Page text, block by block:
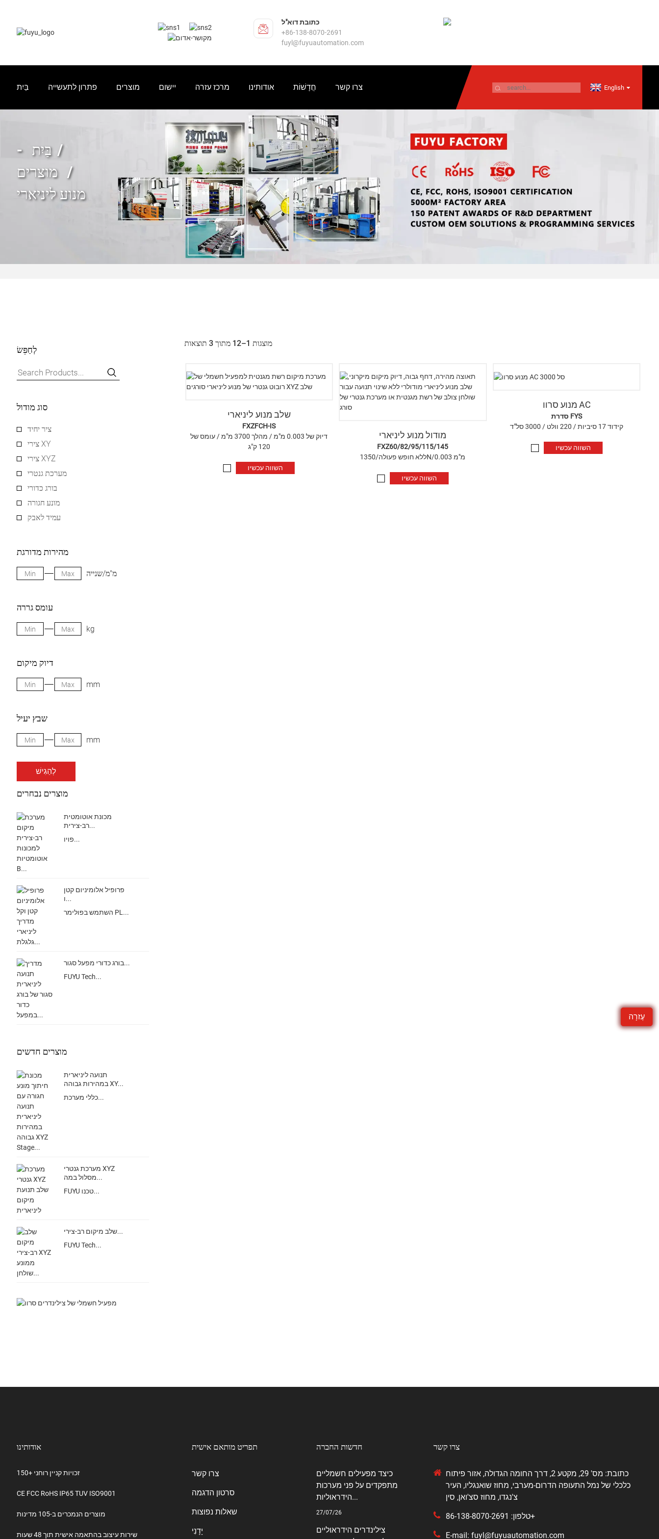
עֶזרָה
כתובת דוא"ל
‎+86-138-8070-2691
fuyl@fuyuautomation.com
בַּיִת פתרון לתעשייה מוצרים יישום מרכז עזרה אודותינו חֲדָשׁוֹת צרו קשר English
בַּיִת
מוצרים
מנוע ליניארי
לְחַפֵּשׂ
סוג מודול
ציר יחיד
צירי XY
צירי XYZ
מערכת גנטרי
בורג כדורי
מונע חגורה
עמיד לאבק
מהירות מדורגת
מ"מ/שנייה
עומס גררה
kg
דיוק מיקום
mm
שבץ יעיל
mm
לְהַגִישׁ
מוצרים נבחרים
מכונת אוטומטית
רב-צירית...
פויו...
פרופיל אלומיניום קטן
ו...
השתמש בפולימר PL...
בורג כדורי מפעל סגור...
FUYU Tech...
מוצרים חדשים
תנועה ליניארית
במהירות גבוהה XY...
כללי מערכת...
מערכת גנטרי XYZ
מסלול במה...
FUYU טכנו...
שלב מיקום רב-צירי...
FUYU Tech...
מוצגות 1–12 מתוך 3 תוצאות
שלב מנוע ליניארי
FXZFCH-IS
דיוק של 0.003 מ"מ / מהלך 3700 מ"מ / עומס של
120 ק"ג
השווה עכשיו
מודול מנוע ליניארי
FXZ60/82/95/115/145
ללא חופש פעולה/1350N/0.003 מ"מ
השווה עכשיו
מנוע סרוו AC
סדרת FYS
קידוד 17 סיביות / 220 וולט / 3000 סל"ד
השווה עכשיו
אודותינו
150+ זכויות קניין רוחני
CE FCC RoHS IP65 TUV ISO9001
מוצרים הנמכרים ב-105 מדינות
שירות עיצוב בהתאמה אישית תוך 48 שעות
תפריט מותאם אישית
צרו קשר
סרטון הדגמה
שאלות נפוצות
יָדָנִי
חדשות החברה
כיצד מפעילים חשמליים
מתפקדים על פני מערכות
הידראוליות...
27/07/26
צילינדרים הידראוליים
צרו קשר
כתובת: מס' 29, מקטע 2, דרך החומה הגדולה, אזור פיתוח
כלכלי של נמל התעופה הדרום-מערבי, מחוז שואנגליו, העיר
צ'נגדו, מחוז סצ'ואן, סין
טלפון: 86-138-8070-2691+
E-mail: fuyl@fuyuautomation.com